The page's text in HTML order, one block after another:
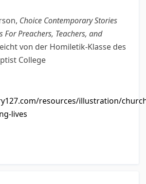
Choice Contemporary Stories
Preachers, Teachers, and
von der Homiletik-Klasse des
College
resources/illustration/
lives